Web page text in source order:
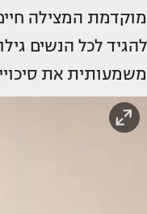
מוקדמת המצילה
להגיד לכל הנשים
משמעותית את